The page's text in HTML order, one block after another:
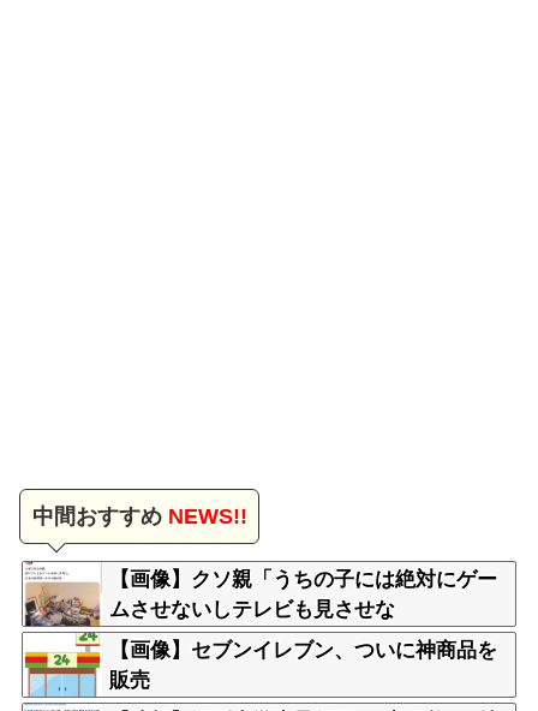
中間おすすめNEWS!!
【画像】クソ親「うちの子には絶対にゲー
ムさせないしテレビも見させな
い！！！！！」
【画像】セブンイレブン、ついに神商品を
販売